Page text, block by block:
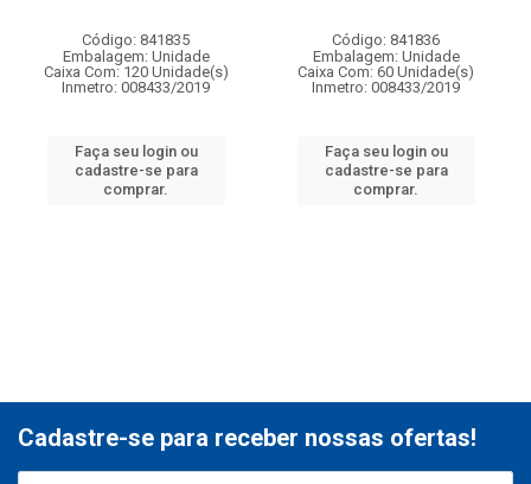
Código: 841835
Embalagem: Unidade
Caixa Com: 120 Unidade(s)
Inmetro: 008433/2019
Faça seu login ou
cadastre-se para
comprar.
Código: 841836
Embalagem: Unidade
Caixa Com: 60 Unidade(s)
Inmetro: 008433/2019
Faça seu login ou
cadastre-se para
comprar.
Cadastre-se para receber nossas ofertas!